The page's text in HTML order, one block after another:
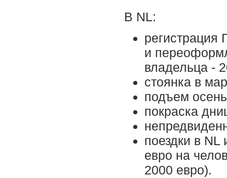
В NL:
регистрация
и
владельца -
стоянка в
подъем
покраска
поездки в
евро на
2000 евро).